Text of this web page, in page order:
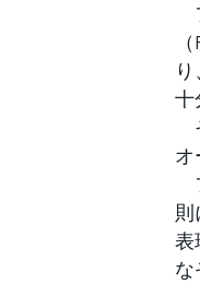
フ
十
オ
表
な